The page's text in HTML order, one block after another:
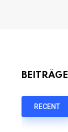
BEITRÄGE
RECENT